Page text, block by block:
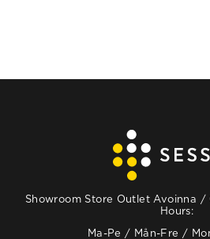
Showroom Store Outlet Avoinna
Hours:
Ma-Pe / Mån-Fre /